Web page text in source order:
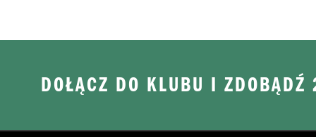
DOŁĄCZ DO KLUBU I ZDOBĄDŹ